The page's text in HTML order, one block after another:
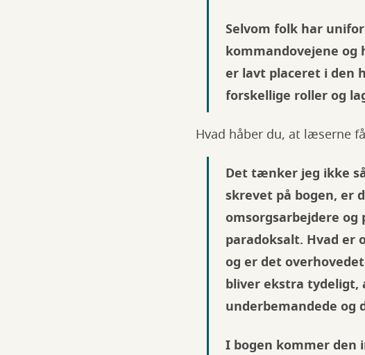
Selvom folk har
kommandovejene og
er lavt placeret i den
forskellige roller og
Hvad håber du, at læserne
Det tænker jeg ikke
skrevet på bogen, er
omsorgsarbejdere og
paradoksalt. Hvad er
og er det
bliver ekstra tydeligt,
underbemandede og
I bogen kommer den